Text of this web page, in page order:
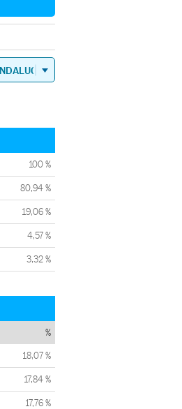
100 %
80,94 %
19,06 %
4,57 %
3,32 %
%
18,07 %
17,84 %
17,76 %